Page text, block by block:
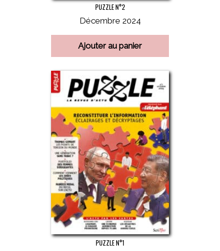
PUZZLE N°2
Décembre 2024
Ajouter au panier
PUZZLE N°1